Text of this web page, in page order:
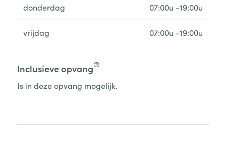
donderdag 07:00u -19:00u
vrijdag 07:00u -19:00u
Inclusieve opvang
Is in deze opvang mogelijk.